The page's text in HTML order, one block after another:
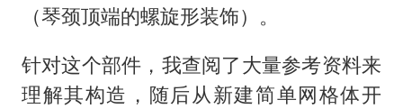
（琴颈顶端的螺旋形装饰）。
针对这个部件，我查阅了大量参考资料来
理解其构造，随后从新建简单网格体开